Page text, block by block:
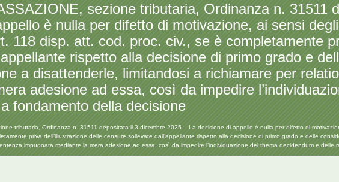
sezione tributaria, Ordinanza n. 31511
è nulla per difetto di motivazione, ai sensi
118 disp. att. cod. proc. civ., se è completamente
rispetto alla decisione di primo grado e
a disattenderle, limitandosi a richiamare per
adesione ad essa, così da impedire
fondamento della decisione
tributaria, Ordinanza n. 31511 depositata il 3 dicembre 2025 – La decisione di appello è nulla per difetto di
priva dell’illustrazione delle censure sollevate dall’appellante rispetto alla decisione di primo grado e delle
impugnata mediante la mera adesione ad essa, così da impedire l’individuazione del thema decidendum e delle